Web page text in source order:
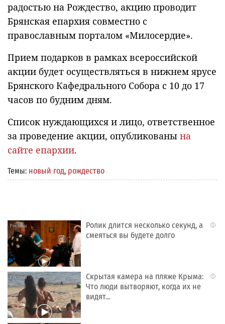
радостью на Рождество, акцию проводит
Брянская епархия совместно с
православным порталом «Милосердие».
Прием подарков в рамках всероссийской
акции будет осуществляться в нижнем ярусе
Брянского Кафедрального Собора с 10 до 17
часов по будним дням.
Список нуждающихся и лицо, ответственное
за проведение акции, опубликованы на
сайте епархии.
Темы: новый год, рождество
i
Ролик длится несколько секунд, а
смеяться вы будете долго
i
Скрытая камера на пляже Крыма:
Что люди вытворяют, когда их не
видят...